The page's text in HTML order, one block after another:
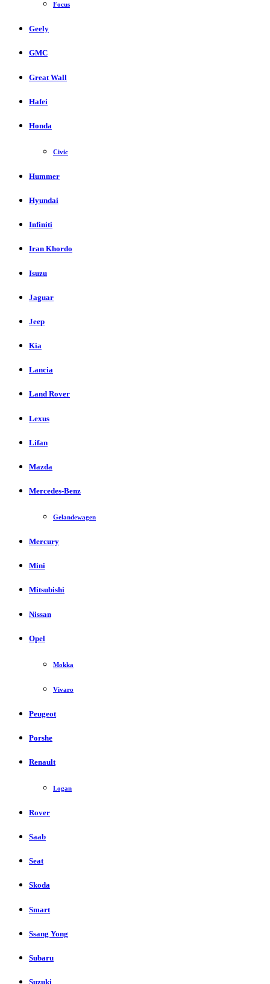
Focus
Geely
GMC
Great Wall
Hafei
Honda
Civic
Hummer
Hyundai
Infiniti
Iran Khordo
Isuzu
Jaguar
Jeep
Kia
Lancia
Land Rover
Lexus
Lifan
Mazda
Mercedes-Benz
Gelandewagen
Mercury
Mini
Mitsubishi
Nissan
Opel
Mokka
Vivaro
Peugeot
Porshe
Renault
Logan
Rover
Saab
Seat
Skoda
Smart
Ssang Yong
Subaru
Suzuki